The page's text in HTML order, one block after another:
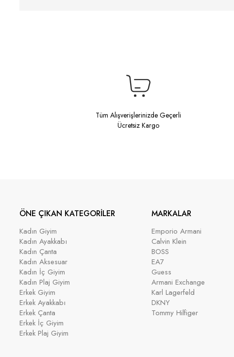
Tüm Alışverişlerinizde Geçerli
Ücretsiz Kargo
ÖNE ÇIKAN KATEGORİLER
Kadın Giyim
Kadın Ayakkabı
Kadın Çanta
Kadın Aksesuar
Kadın İç Giyim
Kadın Plaj Giyim
Erkek Giyim
Erkek Ayakkabı
Erkek Çanta
Erkek İç Giyim
Erkek Plaj Giyim
MARKALAR
Emporio Armani
Calvin Klein
BOSS
EA7
Guess
Armani Exchange
Karl Lagerfeld
DKNY
Tommy Hilfiger